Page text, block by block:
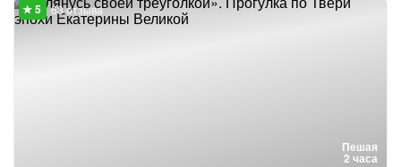
Пешая
2 часа
63 отзыва